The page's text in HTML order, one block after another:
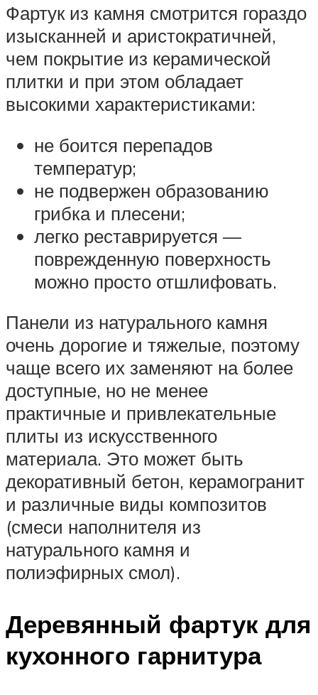
Фартук из камня смотрится гораздо
изысканней и аристократичней,
чем покрытие из керамической
плитки и при этом обладает
высокими характеристиками:
не боится перепадов
температур;
не подвержен образованию
грибка и плесени;
легко реставрируется —
поврежденную поверхность
можно просто отшлифовать.
Панели из натурального камня
очень дорогие и тяжелые, поэтому
чаще всего их заменяют на более
доступные, но не менее
практичные и привлекательные
плиты из искусственного
материала. Это может быть
декоративный бетон, керамогранит
и различные виды композитов
(смеси наполнителя из
натурального камня и
полиэфирных смол).
Деревянный фартук для
кухонного гарнитура